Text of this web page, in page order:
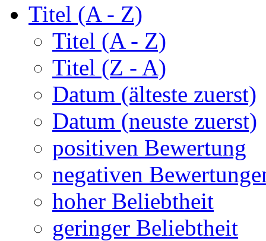
Titel (A - Z)
Titel (A - Z)
Titel (Z - A)
Datum (älteste zuerst)
Datum (neuste zuerst)
positiven Bewertung
negativen
hoher Beliebtheit
geringer Beliebtheit